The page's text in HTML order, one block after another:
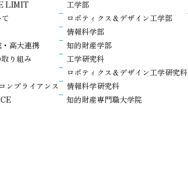
LIMIT
高大連携
り組み
ンプライアンス
工学部
ロボティクス＆デザイン工学部
情報科学部
知的財産学部
工学研究科
ロボティクス＆デザイン工学研究科
情報科学研究科
知的財産専門職大学院